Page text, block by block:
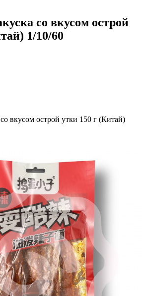
со вкусом острой
1/10/60
вкусом острой утки 150 г (Китай)